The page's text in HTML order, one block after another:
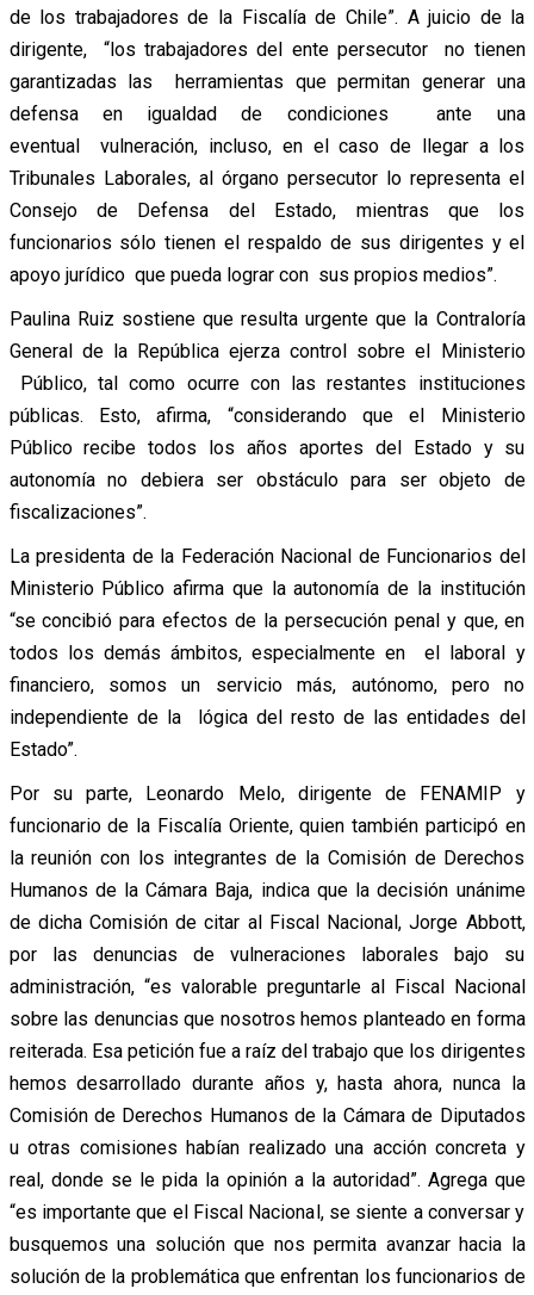
de los trabajadores de la Fiscalía de Chile”. A juicio de la
dirigente, “los trabajadores del ente persecutor no tienen
garantizadas las herramientas que permitan generar una
defensa en igualdad de condiciones ante una
eventual vulneración, incluso, en el caso de llegar a los
Tribunales Laborales, al órgano persecutor lo representa el
Consejo de Defensa del Estado, mientras que los
funcionarios sólo tienen el respaldo de sus dirigentes y el
apoyo jurídico que pueda lograr con sus propios medios”.
Paulina Ruiz sostiene que resulta urgente que la Contraloría
General de la República ejerza control sobre el Ministerio
Público, tal como ocurre con las restantes instituciones
públicas. Esto, afirma, “considerando que el Ministerio
Público recibe todos los años aportes del Estado y su
autonomía no debiera ser obstáculo para ser objeto de
fiscalizaciones”.
La presidenta de la Federación Nacional de Funcionarios del
Ministerio Público afirma que la autonomía de la institución
“se concibió para efectos de la persecución penal y que, en
todos los demás ámbitos, especialmente en el laboral y
financiero, somos un servicio más, autónomo, pero no
independiente de la lógica del resto de las entidades del
Estado”.
Por su parte, Leonardo Melo, dirigente de FENAMIP y
funcionario de la Fiscalía Oriente, quien también participó en
la reunión con los integrantes de la Comisión de Derechos
Humanos de la Cámara Baja, indica que la decisión unánime
de dicha Comisión de citar al Fiscal Nacional, Jorge Abbott,
por las denuncias de vulneraciones laborales bajo su
administración, “es valorable preguntarle al Fiscal Nacional
sobre las denuncias que nosotros hemos planteado en forma
reiterada. Esa petición fue a raíz del trabajo que los dirigentes
hemos desarrollado durante años y, hasta ahora, nunca la
Comisión de Derechos Humanos de la Cámara de Diputados
u otras comisiones habían realizado una acción concreta y
real, donde se le pida la opinión a la autoridad”. Agrega que
“es importante que el Fiscal Nacional, se siente a conversar y
busquemos una solución que nos permita avanzar hacia la
solución de la problemática que enfrentan los funcionarios de